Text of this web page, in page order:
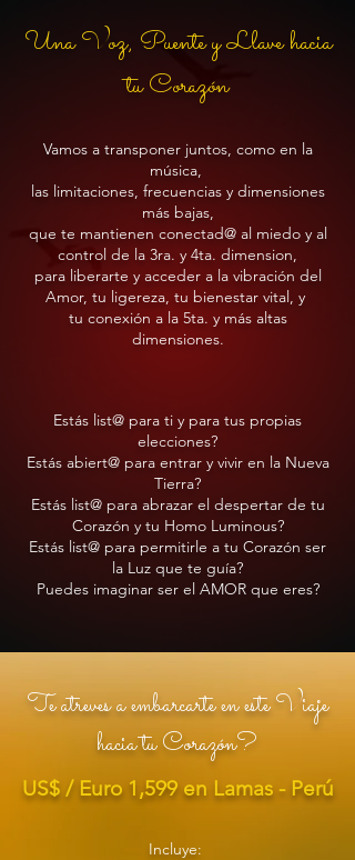
Una Voz, Puente y Llave hacia
tu Corazón
Vamos a transponer juntos, como en la
música,
las limitaciones, frecuencias y dimensiones
más bajas,
que te mantienen conectad@ al miedo y al
control de la 3ra. y 4ta. dimension,
para liberarte y acceder a la vibración del
Amor, tu ligereza, tu bienestar vital, y
tu conexión a la 5ta. y más altas
dimensiones.
Estás list@ para ti y para tus propias
elecciones?
Estás abiert@ para entrar y vivir en la Nueva
Tierra?
Estás list@ para abrazar el despertar de tu
Corazón y tu Homo Luminous?
Estás list@ para permitirle a tu Corazón ser
la Luz que te guía?
Puedes imaginar ser el AMOR que eres?
Te atreves a embarcarte en este Viaje
hacia tu Corazón?
US$ / Euro 1,599 en Lamas - Perú
Incluye: